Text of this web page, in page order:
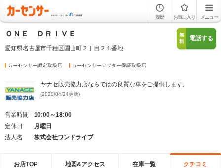
履歴 お気に入り メニュー
ＯＮＥ ＤＲＩＶＥ
愛知県名古屋市千種区園山町２丁目２１番地
無
料
電話する
カーセンサー認定取扱店 カーセンサーアフター保証取扱店
ヤナセ販売協力店ならではの良質な車をご提供します。
(2020/04/24更新)
営業時間
10:00～18:00
定休日
月曜日
法人名
株式会社ワンドライブ
お店TOP 地図&アクセス 在庫一覧 クチコミ